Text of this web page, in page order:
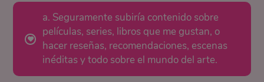
a. Seguramente subiría contenido sobre
películas, series, libros que me gustan, o
hacer reseñas, recomendaciones, escenas
inéditas y todo sobre el mundo del arte.